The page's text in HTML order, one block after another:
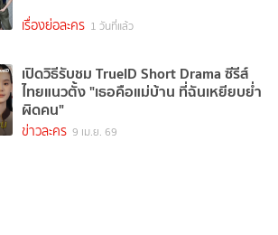
เรื่องย่อละคร 1 วันที่แล้ว
เปิดวิธีรับชม TrueID Short Drama ซีรีส์
ไทยแนวตั้ง "เธอคือแม่บ้าน ที่ฉันเหยียบย่ำ
ผิดคน"
ข่าวละคร 9 เม.ย. 69